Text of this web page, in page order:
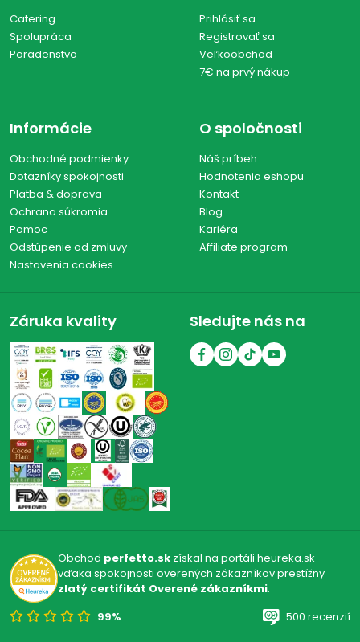
Catering
Spolupráca
Poradenstvo
Prihlásiť sa
Registrovať sa
Veľkoobchod
7€ na prvý nákup
Informácie
Obchodné podmienky
Dotazníky spokojnosti
Platba & doprava
Ochrana súkromia
Pomoc
Odstúpenie od zmluvy
Nastavenia cookies
O spoločnosti
Náš príbeh
Hodnotenia eshopu
Kontakt
Blog
Kariéra
Affiliate program
Záruka kvality Sledujte nás na
Obchod perfetto.skzískal na portáli heureka.sk
vďaka spokojnosti overených zákazníkov prestížny
zlatý certifikát Overené zákazníkmi.
99%
500 recenzií